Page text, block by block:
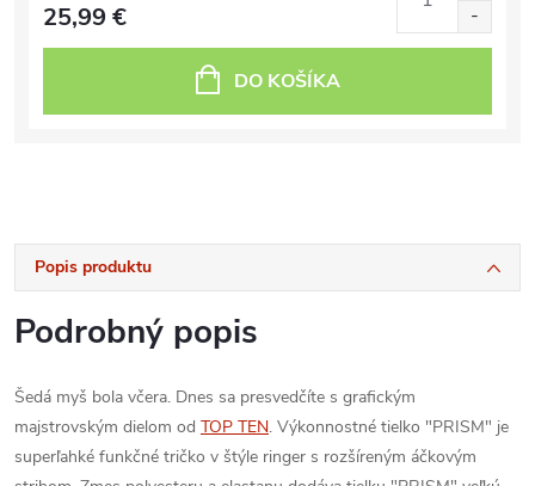
25,99 €
DO KOŠÍKA
Popis produktu
Podrobný popis
Šedá myš bola včera. Dnes sa presvedčíte s grafickým
majstrovským dielom od TOP TEN. Výkonnostné tielko "PRISM" je
superľahké funkčné tričko v štýle ringer s rozšíreným áčkovým